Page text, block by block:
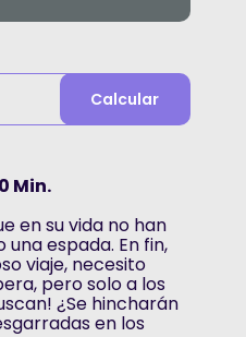
Calcular
Min.
en su vida no han
espada. En fin,
viaje, necesito
pero solo a los
¿Se hincharán
en los